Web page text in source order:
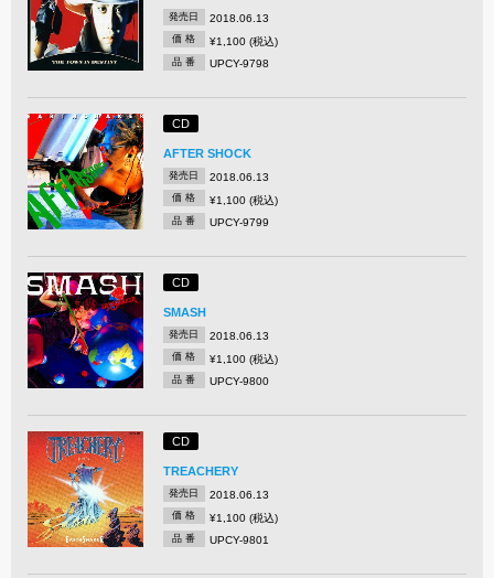
発売日 2018.06.13
価 格 ¥1,100 (税込)
品 番 UPCY-9798
CD
AFTER SHOCK
発売日 2018.06.13
価 格 ¥1,100 (税込)
品 番 UPCY-9799
CD
SMASH
発売日 2018.06.13
価 格 ¥1,100 (税込)
品 番 UPCY-9800
CD
TREACHERY
発売日 2018.06.13
価 格 ¥1,100 (税込)
品 番 UPCY-9801